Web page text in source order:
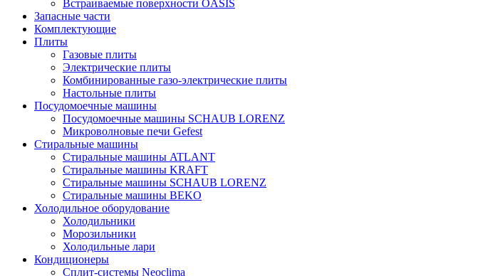
Встраиваемые поверхности OASIS
Запасные части
Комплектующие
Плиты
Газовые плиты
Электрические плиты
Комбинированные газо-электрические плиты
Настольные плиты
Посудомоечные машины
Посудомоечные машины SCHAUB LORENZ
Микроволновые печи Gefest
Стиральные машины
Стиральные машины ATLANT
Стиральные машины KRAFT
Стиральные машины SCHAUB LORENZ
Стиральные машины BEKO
Холодильное оборудование
Холодильники
Морозильники
Холодильные лари
Кондиционеры
Сплит-системы Neoclima